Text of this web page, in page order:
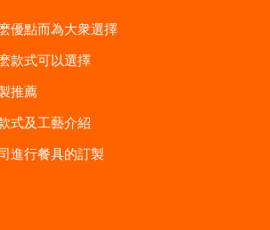
優點而為大衆選擇
款式可以選擇
推薦
式及工藝介紹
進行餐具的訂製